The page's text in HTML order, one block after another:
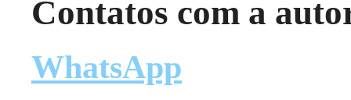
Contatos com a
WhatsApp